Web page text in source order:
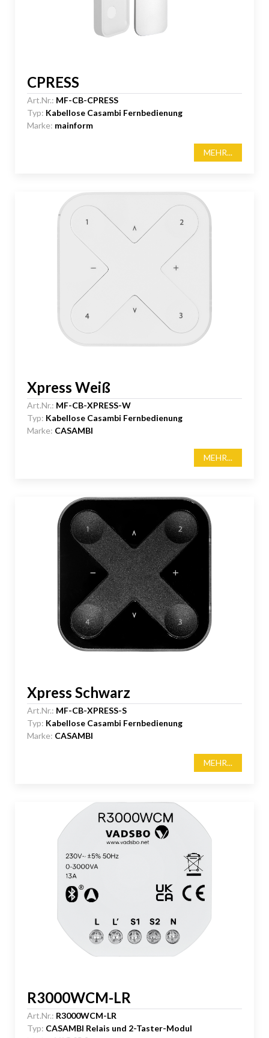
CPRESS
Art.Nr.: MF-CB-CPRESS
Typ: Kabellose Casambi Fernbedienung
Marke: mainform
MEHR...
Xpress Weiß
Art.Nr.: MF-CB-XPRESS-W
Typ: Kabellose Casambi Fernbedienung
Marke: CASAMBI
MEHR...
Xpress Schwarz
Art.Nr.: MF-CB-XPRESS-S
Typ: Kabellose Casambi Fernbedienung
Marke: CASAMBI
MEHR...
R3000WCM-LR
Art.Nr.: R3000WCM-LR
Typ: CASAMBI Relais und 2-Taster-Modul